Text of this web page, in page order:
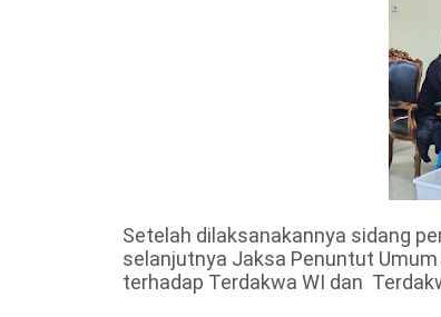
Setelah dilaksanakannya sidang
selanjutnya Jaksa Penuntut
terhadap Terdakwa WI dan